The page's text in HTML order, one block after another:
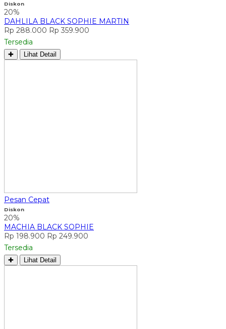
Diskon
20%
DAHLILA BLACK SOPHIE MARTIN
Rp 288.000 Rp 359.900
Tersedia
✚ Lihat Detail
Pesan Cepat
Diskon
20%
MACHIA BLACK SOPHIE
Rp 198.900 Rp 249.900
Tersedia
✚ Lihat Detail